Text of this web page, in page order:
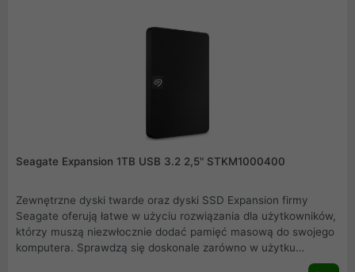
Seagate Expansion 1TB USB 3.2 2,5" STKM1000400
Zewnętrzne dyski twarde oraz dyski SSD Expansion firmy
Seagate oferują łatwe w użyciu rozwiązania dla użytkowników,
którzy muszą niezwłocznie dodać pamięć masową do swojego
komputera. Sprawdzą się doskonale zarówno w użytku
domowym jak i w firmie. Duża pojemność sprawia że już nigdy